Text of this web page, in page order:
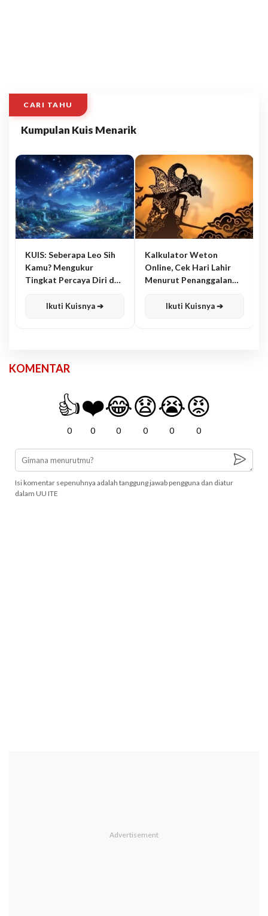
CARI TAHU
Kumpulan Kuis Menarik
KUIS: Seberapa Leo Sih
Kamu? Mengukur
Tingkat Percaya Diri dan
Ikuti Kuisnya ➔
Kalkulator Weton
Online, Cek Hari Lahir
Menurut Penanggalan
Ikuti Kuisnya ➔
KOMENTAR
👍
0
❤️
0
😂
0
😧
0
😭
0
😡
0
Isi komentar sepenuhnya adalah tanggung jawab pengguna dan diatur
dalam UU ITE